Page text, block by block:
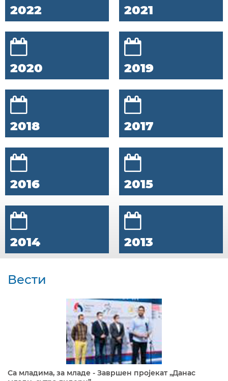
2022 2021
2020 2019
2018 2017
2016 2015
2014 2013
Вести
Са младима, за младе - Завршен пројекат „Данас